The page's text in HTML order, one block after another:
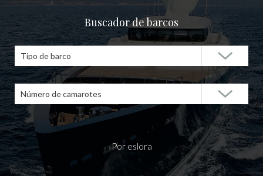
Buscador de barcos
Tipo de barco
Número de camarotes
Por eslora